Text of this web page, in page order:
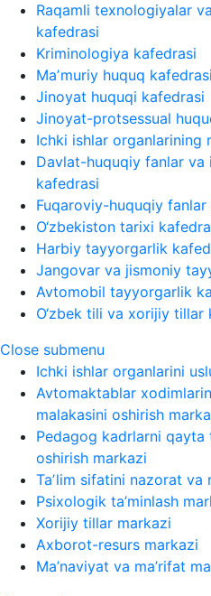
Raqamli texnologiyalar
kafedrasi
Kriminologiya kafedrasi
Maʼmuriy huquq kafedrasi
Jinoyat huquqi kafedrasi
Jinoyat-protsessual
Ichki ishlar organlarining
Davlat-huquqiy fanlar va
kafedrasi
Fuqaroviy-huquqiy fanlar
O‘zbekiston tarixi
Harbiy tayyorgarlik
Jangovar va jismoniy
Avtomobil tayyorgarlik
O‘zbek tili va xorijiy tillar
Close submenu
Ichki ishlar organlarini
Avtomaktablar
malakasini oshirish
Pedagog kadrlarni qayta
oshirish markazi
Taʼlim sifatini nazorat
Psixologik ta’minlash
Xorijiy tillar markazi
Axborot-resurs markazi
Ma’naviyat va ma’rifat